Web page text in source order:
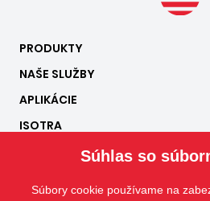
PRODUKTY
NAŠE SLUŽBY
APLIKÁCIE
ISOTRA
Súhlas so
Súbory cookie používame na